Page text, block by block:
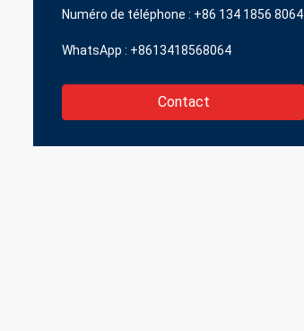
Numéro de téléphone : +86 134 1856 8064
WhatsApp : +8613418568064
Contact